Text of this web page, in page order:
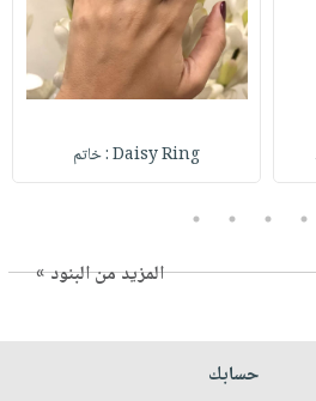
Daisy Ring : خاتم
2
3
4
5
المزيد من البنود »
حسابك